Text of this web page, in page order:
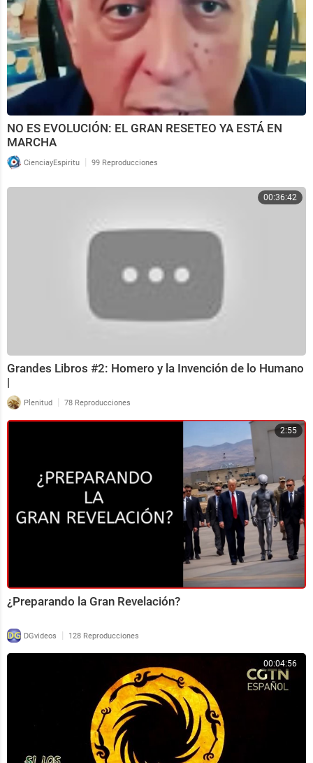
NO ES EVOLUCIÓN: EL GRAN RESETEO YA ESTÁ EN
MARCHA
CienciayEspiritu | 99 Reproducciones
00:36:42
Grandes Libros #2: Homero y la Invención de lo Humano
|
Plenitud | 78 Reproducciones
2:55
¿Preparando la Gran Revelación?
DGvideos | 128 Reproducciones
00:04:56